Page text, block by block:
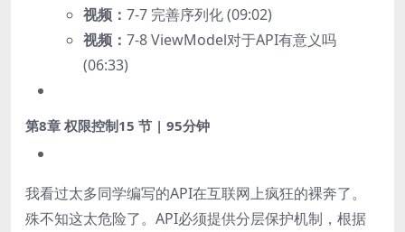
视频： 7-7 完善序列化 (09:02)
视频： 7-8 ViewModel对于API有意义吗
(06:33)
第8章 权限控制15 节 | 95分钟
我看过太多同学编写的API在互联网上疯狂的裸奔了。
殊不知这太危险了。API必须提供分层保护机制，根据